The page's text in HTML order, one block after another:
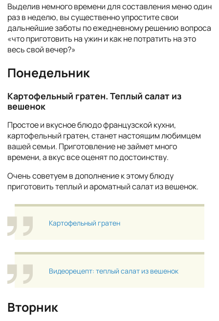
Выделив немного времени для составления меню один
раз в неделю, вы существенно упростите свои
дальнейшие заботы по ежедневному решению вопроса
«что приготовить на ужин и как не потратить на это
весь свой вечер?»
Понедельник
Картофельный гратен. Теплый салат из
вешенок
Простое и вкусное блюдо французской кухни,
картофельный гратен, станет настоящим любимцем
вашей семьи. Приготовление не займет много
времени, а вкус все оценят по достоинству.
Очень советуем в дополнение к этому блюду
приготовить теплый и ароматный салат из вешенок.
Картофельный гратен
Видеорецепт: теплый салат из вешенок
Вторник